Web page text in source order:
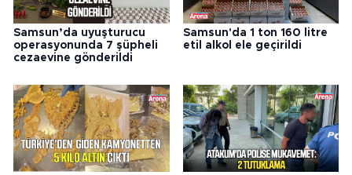
Samsun’da uyuşturucu
operasyonunda 7 şüpheli
cezaevine gönderildi
Samsun'da 1 ton 160 litre
etil alkol ele geçirildi